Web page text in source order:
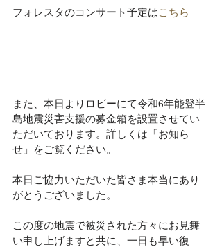
フォレスタのコンサート予定はこちら
また、本日よりロビーにて令和6年能登半
島地震災害支援の募金箱を設置させてい
ただいております。詳しくは「お知ら
せ」をご覧ください。
本日ご協力いただいた皆さま本当にあり
がとうございました。
この度の地震で被災された方々にお見舞
い申し上げますと共に、一日も早い復